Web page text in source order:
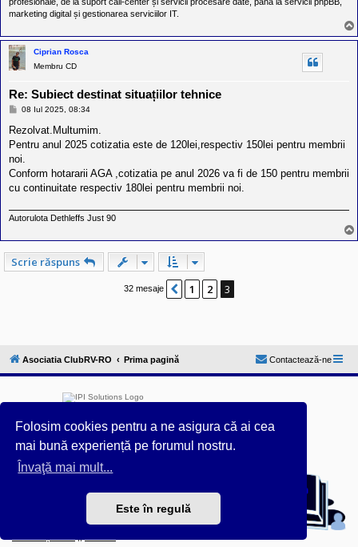
Folosim cookies pentru a ne asigura că ai cea
mai bună experiență pe forumul nostru.
Învaţă mai mult...
Este în regulă
marketing digital și gestionarea serviciilor IT.
Ciprian Rosca
Membru CD
Re: Subiect destinat situațiilor tehnice
M
s
j
08 Iul 2025, 08:34
Rezolvat.Multumim.
Pentru anul 2025 cotizatia este de 120lei,respectiv 150lei pentru membrii
noi.
Conform hotararii AGA ,cotizatia pe anul 2026 va fi de 150 pentru membrii
cu continuitate respectiv 180lei pentru membrii noi.
Autorulota Dethleffs Just 90
Scrie răspuns
32 mesaje Anterior
1 2 3
Asociatia ClubRV-RO Prima pagină Contactează-ne
Furnizat de phpBB® Forum Software © phpBB Limited
Style ProsilverSlideEdition created by Talk19Zehn OnGray-
Design.de & Style Updated by